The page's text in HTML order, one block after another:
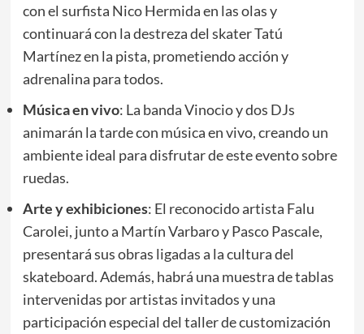
con el surfista Nico Hermida en las olas y
continuará con la destreza del skater Tatú
Martínez en la pista, prometiendo acción y
adrenalina para todos.
Música en vivo: La banda Vinocio y dos DJs
animarán la tarde con música en vivo, creando un
ambiente ideal para disfrutar de este evento sobre
ruedas.
Arte y exhibiciones: El reconocido artista Falu
Carolei, junto a Martín Varbaro y Pasco Pascale,
presentará sus obras ligadas a la cultura del
skateboard. Además, habrá una muestra de tablas
intervenidas por artistas invitados y una
participación especial del taller de customización